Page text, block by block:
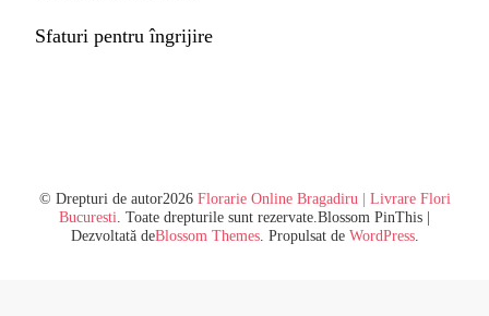
Sfaturi pentru îngrijire
© Drepturi de autor2026 Florarie Online Bragadiru | Livrare Flori
Bucuresti. Toate drepturile sunt rezervate.Blossom PinThis |
Dezvoltată deBlossom Themes. Propulsat de WordPress.